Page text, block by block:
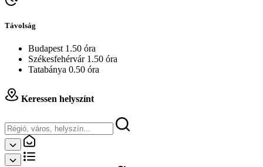
Távolság
Budapest 1.50 óra
Székesfehérvár 1.50 óra
Tatabánya 0.50 óra
Keressen helyszínt